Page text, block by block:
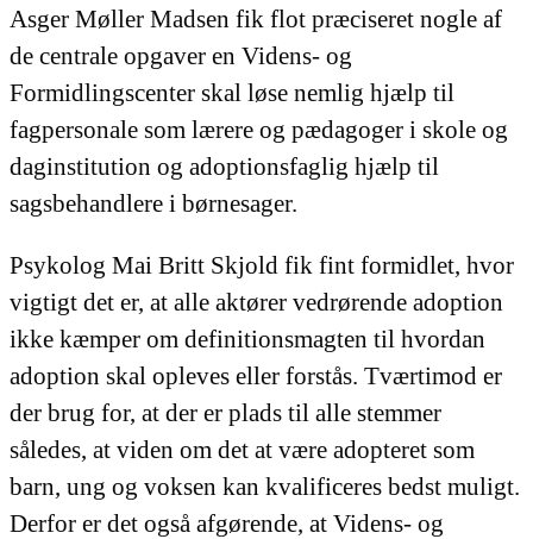
Asger Møller Madsen fik flot præciseret nogle af
de centrale opgaver en Videns- og
Formidlingscenter skal løse nemlig hjælp til
fagpersonale som lærere og pædagoger i skole og
daginstitution og adoptionsfaglig hjælp til
sagsbehandlere i børnesager.
Psykolog Mai Britt Skjold fik fint formidlet, hvor
vigtigt det er, at alle aktører vedrørende adoption
ikke kæmper om definitionsmagten til hvordan
adoption skal opleves eller forstås. Tværtimod er
der brug for, at der er plads til alle stemmer
således, at viden om det at være adopteret som
barn, ung og voksen kan kvalificeres bedst muligt.
Derfor er det også afgørende, at Videns- og